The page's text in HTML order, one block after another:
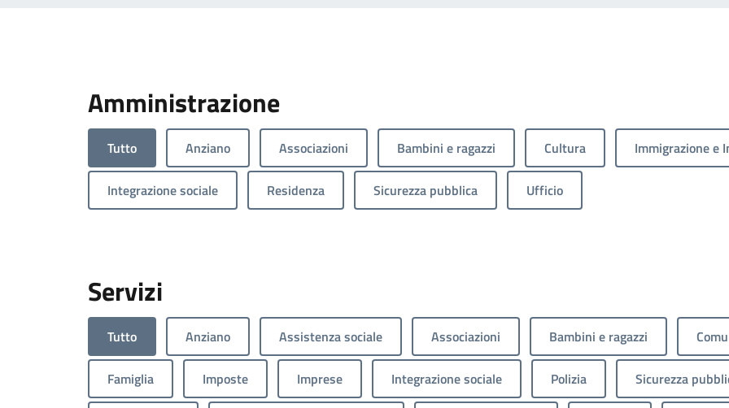
Amministrazione
Tutto Anziano Associazioni Bambini e ragazzi Cultura Immigrazione e
Integrazione sociale Residenza Sicurezza pubblica Ufficio
Servizi
Tutto Anziano Assistenza sociale Associazioni Bambini e ragazzi
Famiglia Imposte Imprese Integrazione sociale Polizia Sicurezza